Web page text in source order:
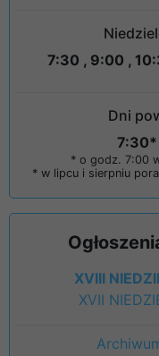
7:30 , 9:00 ,
Dni
7:30*
* o godz. 7:00
* w lipcu i sierpniu
XVIII
XVII